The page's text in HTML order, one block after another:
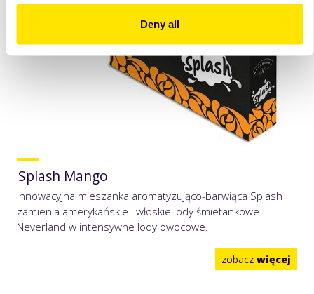
Deny all
Splash Mango
Innowacyjna mieszanka aromatyzująco-barwiąca Splash
zamienia amerykańskie i włoskie lody śmietankowe
Neverland w intensywne lody owocowe.
zobacz więcej